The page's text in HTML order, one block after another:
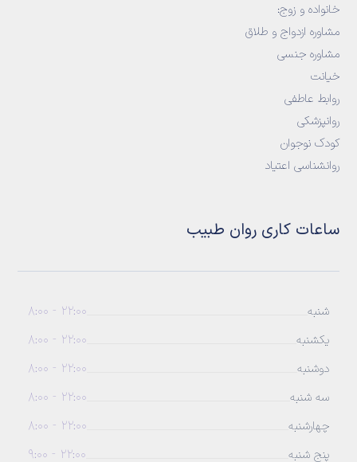
خانواده و زوج:
مشاوره ازدواج و طلاق
مشاوره جنسی
خیانت
روابط عاطفی
روانپزشکی
کودک نوجوان
روانشناسی اعتیاد
ساعات کاری روان طبیب
شنبه 22:00 - 8:00
یکشنبه 22:00 - 8:00
دوشنبه 22:00 - 8:00
سه شنبه 22:00 - 8:00
چهارشنبه 22:00 - 8:00
پنج شنبه 22:00 - 9:00